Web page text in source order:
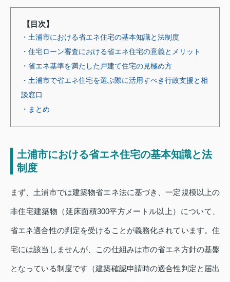
【目次】
・土浦市における省エネ住宅の基本知識と法制度
・住宅ローン審査における省エネ住宅の意義とメリット
・省エネ基準を満たした戸建て住宅の見極め方
・土浦市で省エネ住宅を選ぶ際に活用すべき行政支援と相
談窓口
・まとめ
土浦市における省エネ住宅の基本知識と法
制度
まず、土浦市では建築物省エネ法に基づき、一定規模以上の
非住宅建築物（延床面積300平方メートル以上）について、
省エネ適合性の判定を受けることが義務化されています。住
宅には該当しませんが、この仕組みは市の省エネ方針の基盤
となっている制度です（建築確認申請時の適合性判定と届出